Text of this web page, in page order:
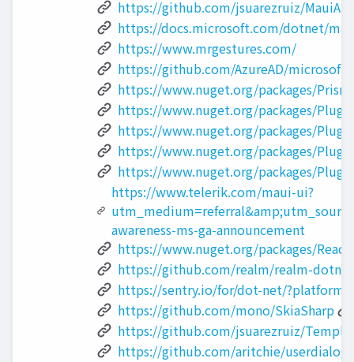
https://github.com/jsuarezruiz/
https://docs.microsoft.com/dotnet/
https://www.mrgestures.com/
https://github.com/AzureAD/
https://www.nuget.org/packages/
https://www.nuget.org/packages/
https://www.nuget.org/packages/
https://www.nuget.org/packages/
https://www.nuget.org/packages/
https://www.telerik.com/maui-ui?
awareness-ms-ga-announcement
https://www.nuget.org/packages/
https://github.com/realm/realm-dotnet
https://sentry.io/for/dot-net/
https://github.com/mono/SkiaSharp
https://github.com/jsuarezruiz/
https://github.com/aritchie/userdialogs